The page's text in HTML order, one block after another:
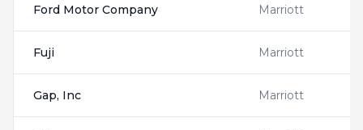
Ford Motor Company Marriott
Fuji Marriott
Gap, Inc Marriott